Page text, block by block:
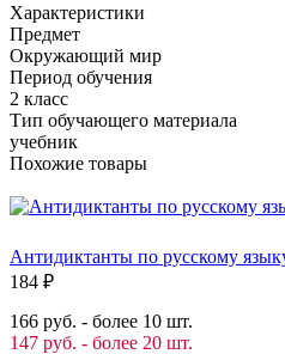
Характеристики
Предмет
Окружающий мир
Период обучения
2 класс
Тип обучающего материала
учебник
Похожие товары
Антидиктанты по русскому
184 ₽
166 руб. - более 10 шт.
147 руб. - более 20 шт.